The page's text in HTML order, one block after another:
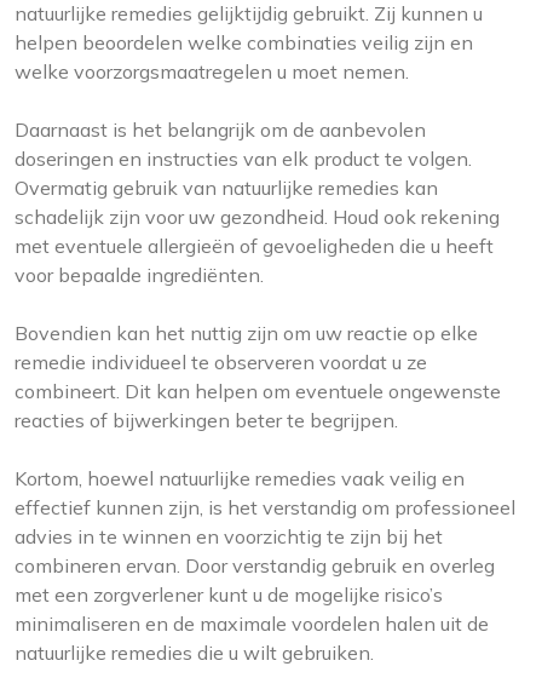
natuurlijke remedies gelijktijdig gebruikt. Zij kunnen u
helpen beoordelen welke combinaties veilig zijn en
welke voorzorgsmaatregelen u moet nemen.
Daarnaast is het belangrijk om de aanbevolen
doseringen en instructies van elk product te volgen.
Overmatig gebruik van natuurlijke remedies kan
schadelijk zijn voor uw gezondheid. Houd ook rekening
met eventuele allergieën of gevoeligheden die u heeft
voor bepaalde ingrediënten.
Bovendien kan het nuttig zijn om uw reactie op elke
remedie individueel te observeren voordat u ze
combineert. Dit kan helpen om eventuele ongewenste
reacties of bijwerkingen beter te begrijpen.
Kortom, hoewel natuurlijke remedies vaak veilig en
effectief kunnen zijn, is het verstandig om professioneel
advies in te winnen en voorzichtig te zijn bij het
combineren ervan. Door verstandig gebruik en overleg
met een zorgverlener kunt u de mogelijke risico’s
minimaliseren en de maximale voordelen halen uit de
natuurlijke remedies die u wilt gebruiken.